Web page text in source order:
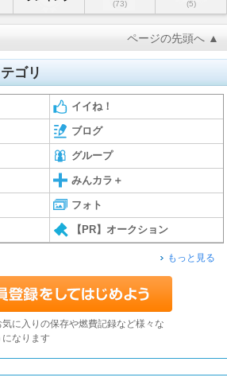
(73) (5)
ページの先頭へ ▲
ゴリ
イイね！
ブログ
グループ
みんカラ＋
フォト
【PR】オークション
もっと見る
に入りの保存や燃費記録など様々な
なります